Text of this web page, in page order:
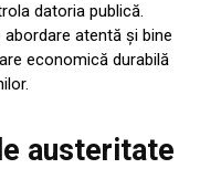
datoria publică.
atentă și bine
economică durabilă
austeritate